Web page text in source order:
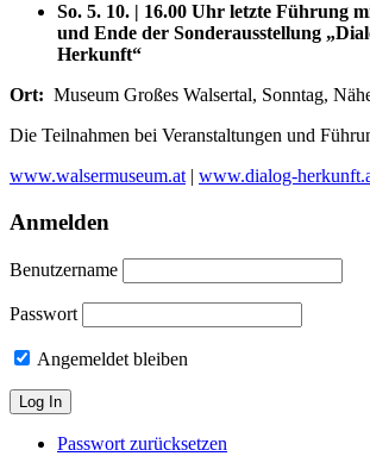
So. 5. 10. | 16.00 Uhr letzte Führung
und Ende der Sonderausstellung
Herkunft“
Ort: Museum Großes Walsertal, Sonntag,
Die Teilnahmen bei Veranstaltungen und
www.walsermuseum.at | www.dialog-
Anmelden
Benutzername
Passwort
Angemeldet bleiben
Passwort zurücksetzen